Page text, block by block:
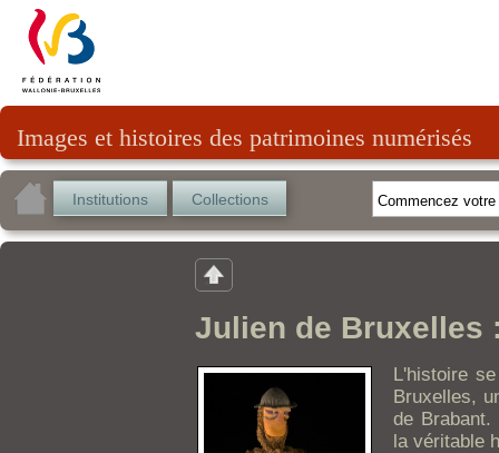
Images et histoires des patrimoines numérisés
Institutions Collections
Julien de Bruxelles
L'histoire
Bruxelles,
de Brabant.
la véritable